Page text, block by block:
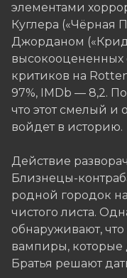
элементами
Куглера («Чёрная
Джорданом
высокооцененных
критиков на
97%, IMDb — 8,2.
что этот смелый и
войдет в историю.
Действие
Близнецы-
родной городок
чистого листа.
обнаруживают,
вампиры, которые
Братья решают